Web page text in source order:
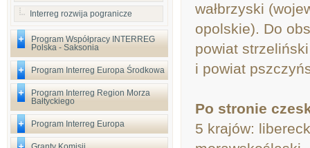
Interreg rozwija pogranicze
Program Współpracy INTERREG
Polska - Saksonia
Program Interreg Europa Środkowa
Program Interreg Region Morza
Bałtyckiego
Program Interreg Europa
wałbrzyski
opolskie). Do
powiat
i powiat
Po stronie
5 krajów: